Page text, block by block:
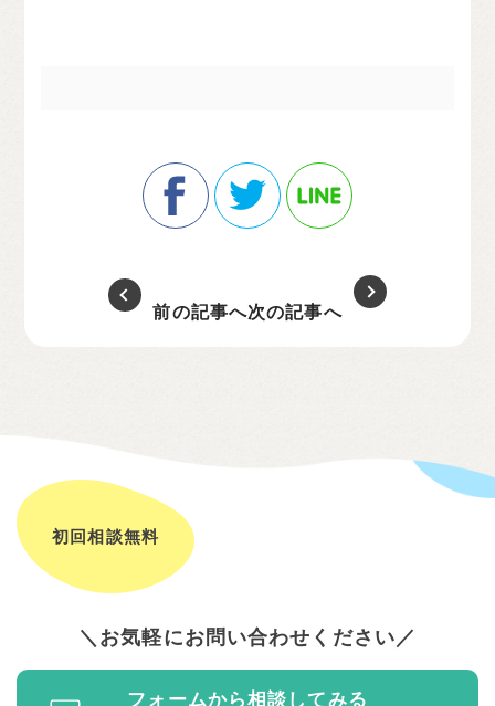
前の記事へ次の記事へ
初回相談無料
お気軽にお問い合わせください
フォームから相談してみる